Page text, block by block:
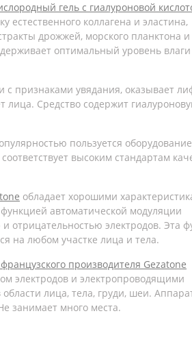
гель с гиалуроновой
естественного коллагена и эластина,
дрожжей, морского планктона
оптимальный уровень
с признаками увядания, оказывает
лица. Средство содержит
пользуется оборудование
высоким стандартам
обладает хорошими
автоматической модуляции
отрицательностью электродов. Эта
на любом участке лица и тела.
производителя Gezatone
электродов и электропроводящими
лица, тела, груди, шеи.
занимает много места.